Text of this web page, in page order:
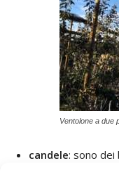
Ventolone a due
candele: sono dei